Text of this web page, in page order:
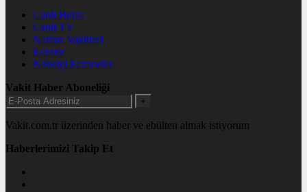
Canlı Borsa
Canlı TV
Namaz Vakitleri
Eczane
Nöbetçi Eczaneler
Vakit Haber Aboneliği
+
Vakit.com.tr üzerinden haber ve ebülten almak istiyorum
Haberlerimizi Takip Et